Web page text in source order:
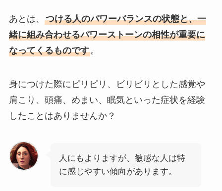
あとは、 つける人のパワーバランスの状態と、一
緒に組み合わせるパワーストーンの相性が重要に
なってくるものです。
身につけた際にピリピリ、ビリビリとした感覚や
肩こり、頭痛、めまい、眠気といった症状を経験
したことはありませんか？
人にもよりますが、敏感な人は特
に感じやすい傾向があります。